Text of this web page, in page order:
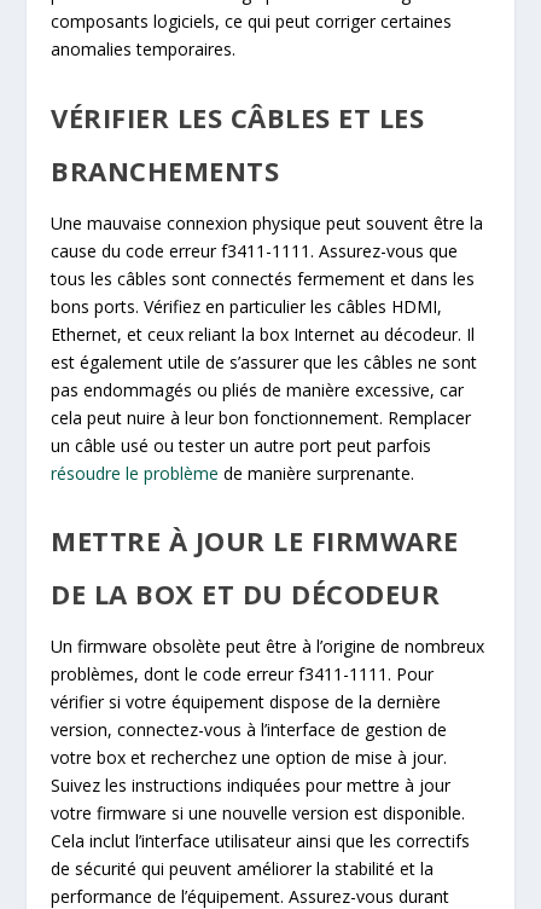
composants logiciels, ce qui peut corriger certaines
anomalies temporaires.
VÉRIFIER LES CÂBLES ET LES
BRANCHEMENTS
Une mauvaise connexion physique peut souvent être la
cause du code erreur f3411-1111. Assurez-vous que
tous les câbles sont connectés fermement et dans les
bons ports. Vérifiez en particulier les câbles HDMI,
Ethernet, et ceux reliant la box Internet au décodeur. Il
est également utile de s’assurer que les câbles ne sont
pas endommagés ou pliés de manière excessive, car
cela peut nuire à leur bon fonctionnement. Remplacer
un câble usé ou tester un autre port peut parfois
résoudre le problème de manière surprenante.
METTRE À JOUR LE FIRMWARE
DE LA BOX ET DU DÉCODEUR
Un firmware obsolète peut être à l’origine de nombreux
problèmes, dont le code erreur f3411-1111. Pour
vérifier si votre équipement dispose de la dernière
version, connectez-vous à l’interface de gestion de
votre box et recherchez une option de mise à jour.
Suivez les instructions indiquées pour mettre à jour
votre firmware si une nouvelle version est disponible.
Cela inclut l’interface utilisateur ainsi que les correctifs
de sécurité qui peuvent améliorer la stabilité et la
performance de l’équipement. Assurez-vous durant